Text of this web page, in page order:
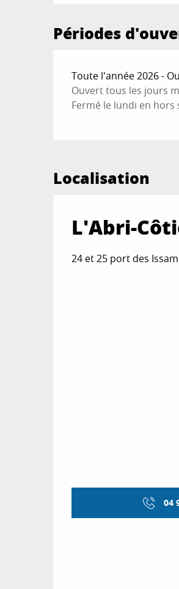
Périodes
Toute l'année 2026 -
Ouvert tous les jours
Fermé le lundi en hors
Localisation
L'Abri-
24 et 25 port des
04